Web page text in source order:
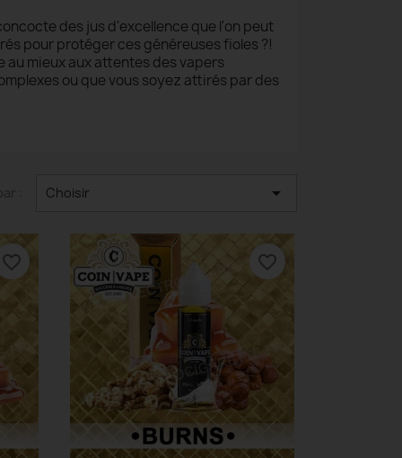
des jus d'excellence que l'on peut
pour protéger ces généreuses fioles ?!
mieux aux attentes des vapers
ou que vous soyez attirés par des
: Choisir 
favorite_border favorite_border